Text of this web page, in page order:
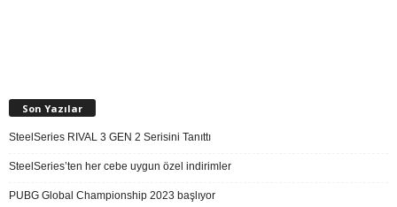
Son Yazılar
SteelSeries RIVAL 3 GEN 2 Serisini Tanıttı
SteelSeries’ten her cebe uygun özel indirimler
PUBG Global Championship 2023 başlıyor